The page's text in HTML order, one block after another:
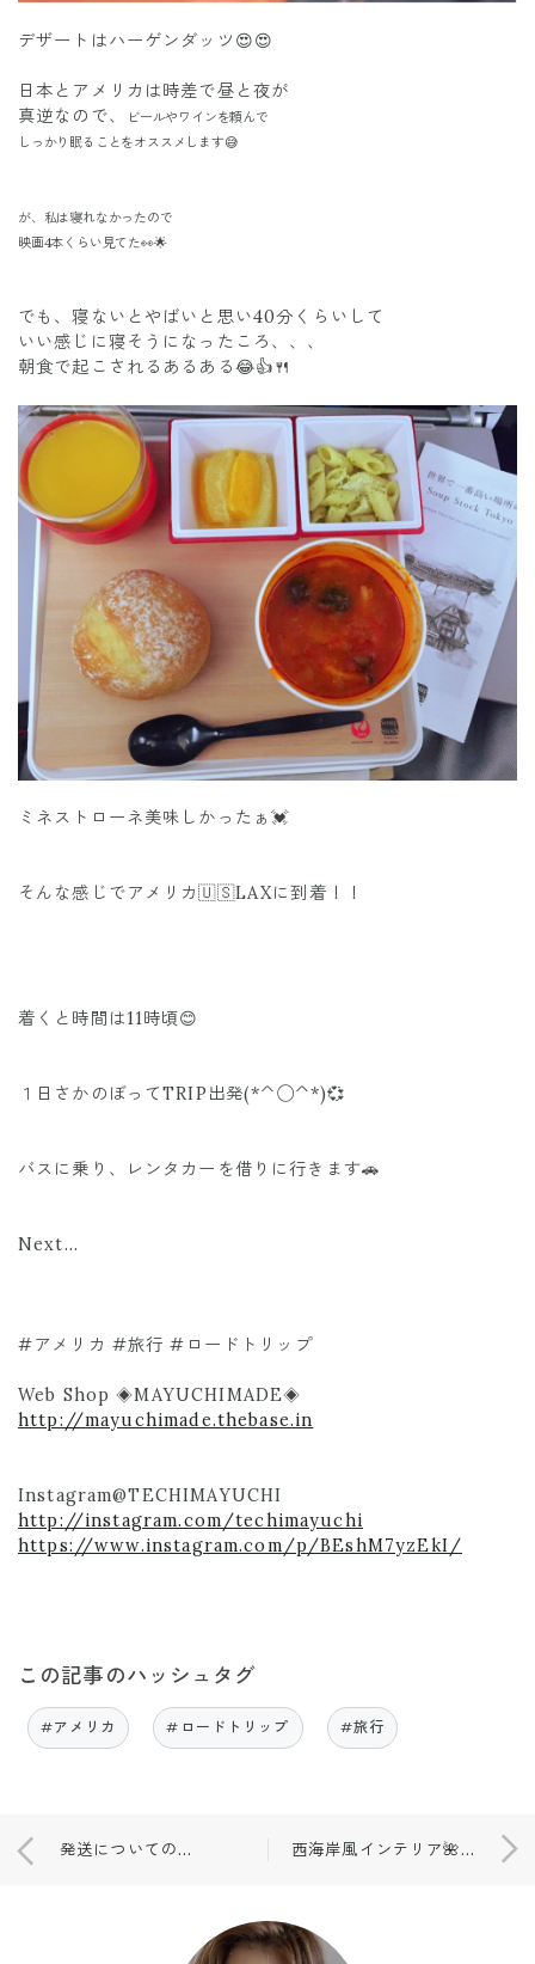
デザートはハーゲンダッツ😍😍
日本とアメリカは時差で昼と夜が
真逆なので、
ビールやワインを頼んで
しっかり眠ることをオススメします😅
が、私は寝れなかったので
映画4本くらい見てた👀🌟
でも、寝ないとやばいと思い40分くらいして
いい感じに寝そうになったころ、、、
朝食で起こされるあるある😂👍🍴
ミネストローネ美味しかったぁ💓
そんな感じでアメリカ🇺🇸LAXに到着！！
着くと時間は11時頃😊
１日さかのぼってTRIP出発(*^◯^*)💞
バスに乗り、レンタカーを借りに行きます🚗
Next...
#アメリカ #旅行 #ロードトリップ
Web Shop ◈MAYUCHIMADE◈
http://mayuchimade.thebase.in
Instagram@TECHIMAYUCHI
http://instagram.com/techimayuchi
https://www.instagram.com/p/BEshM7yzEkI/
この記事のハッシュタグ
#アメリカ #ロードトリップ #旅行
発送についてのご連絡🌺😊 西海岸風インテリア🌺🎀